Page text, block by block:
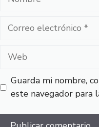
Correo
Web
Guarda mi nombre,
este navegador para